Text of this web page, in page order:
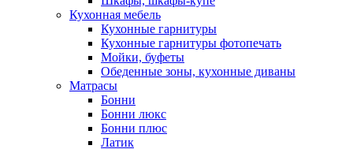
Кухонная мебель
Кухонные гарнитуры
Кухонные гарнитуры фотопечать
Мойки, буфеты
Обеденные зоны, кухонные диваны
Матрасы
Бонни
Бонни люкс
Бонни плюс
Латик